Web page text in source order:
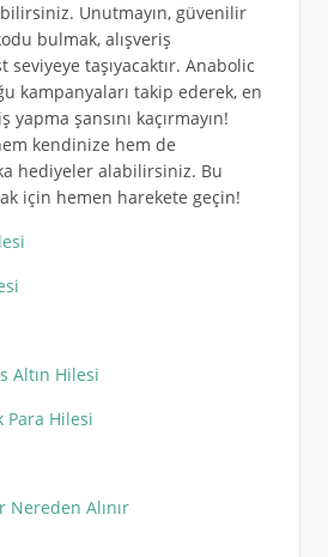
Unutmayın, güvenilir
bulmak, alışveriş
taşıyacaktır. Anabolic
kampanyaları takip ederek, en
yapma şansını kaçırmayın!
kendinize hem de
hediyeler alabilirsiniz. Bu
için hemen harekete geçin!
Altın Hilesi
Para Hilesi
Nereden Alınır